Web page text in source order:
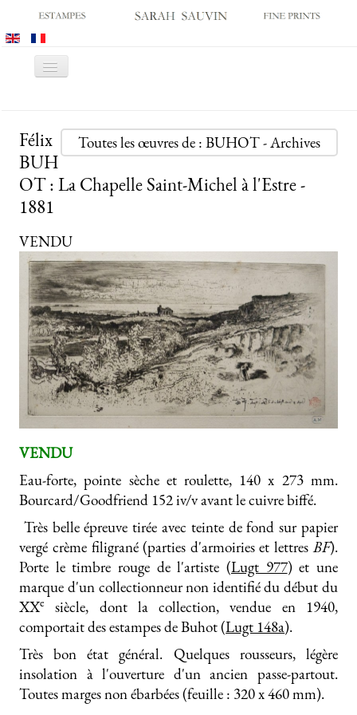
Basculer
GALERIE
SALONS
CATALOGUES
ESTAMPES MODERNES
ARCHIVES
ACHATS DES MUSÉES
CONTACT
Toutes les œuvres de : BUHOT - Archives
Félix
BUH
OT : La Chapelle Saint-Michel à l'Estre -
1881
VENDU
VENDU
Eau-forte, pointe sèche et roulette, 140 x 273 mm.
Bourcard/Goodfriend 152 iv/v avant le cuivre biffé.
Très belle épreuve tirée avec teinte de fond sur papier
vergé crème filigrané (parties d'armoiries et lettresBF).
Porte le timbre rouge de l'artiste (Lugt 977) et une
marque d'un collectionneur non identifié du début du
XXe
siècle, dont la collection, vendue en 1940,
comportait des estampes de Buhot (Lugt 148a).
Très bon état général. Quelques rousseurs, légère
insolation à l'ouverture d'un ancien passe-partout.
Toutes marges non ébarbées (feuille : 320 x 460 mm).